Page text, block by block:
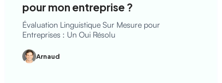
pour mon entreprise ?
Évaluation Linguistique Sur Mesure pour
Entreprises : Un Oui Résolu
Arnaud